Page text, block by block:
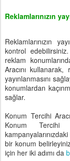
Reklamlarınızın
Reklamlarınızın
kontrol
reklam
Aracını kullanarak,
yayınlanmasını
konumlardan
sağlar.
Konum Tercihi
Konum Tercihi
bir konum
için her iki adımı da